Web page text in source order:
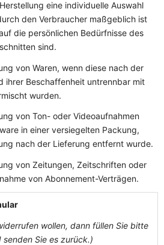
eine individuelle Auswahl
den Verbraucher maßgeblich ist
die persönlichen Bedürfnisse des
sind.
von Waren, wenn diese nach der
ihrer Beschaffenheit untrennbar mit
wurden.
von Ton- oder Videoaufnahmen
in einer versiegelten Packung,
nach der Lieferung entfernt wurde.
von Zeitungen, Zeitschriften oder
von Abonnement-Verträgen.
wollen, dann füllen Sie bitte
senden Sie es zurück.)